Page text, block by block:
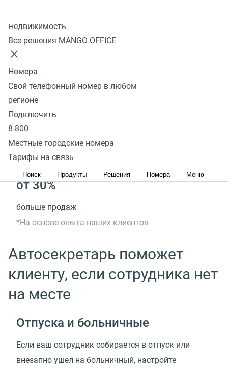
Недвижимость
Все решения MANGO OFFICE
Номера
Свой телефонный номер в любом
регионе
Подключить
8-800
Местные городские номера
Тарифы на связь
Поиск Продукты Решения Номера Меню
с добавочного
на заместителя, группу
сотрудников или личный
мобильный
до 90%
меньше пропущенных обращений
от 30%
больше продаж
*На основе опыта наших клиентов
Автосекретарь поможет
клиенту, если сотрудника нет
на месте
Отпуска и больничные
Если ваш сотрудник собирается в отпуск или
внезапно ушел на больничный, настройте